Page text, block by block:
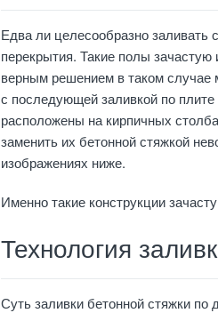
Едва ли целесообразно заливать
перекрытия. Такие полы
верным решением в таком
с последующей заливкой по
расположены на кирпичных
заменить их бетонной стяжкой
изображениях ниже.
Именно такие конструкции
Технология
Суть заливки бетонной стяжки